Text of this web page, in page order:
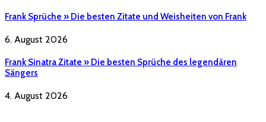
Frank Sprüche » Die besten Zitate und Weisheiten von Frank
6. August 2026
Frank Sinatra Zitate » Die besten Sprüche des legendären
Sängers
4. August 2026